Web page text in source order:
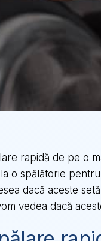
rapidă de pe o
o spălătorie
dacă aceste
vedea dacă